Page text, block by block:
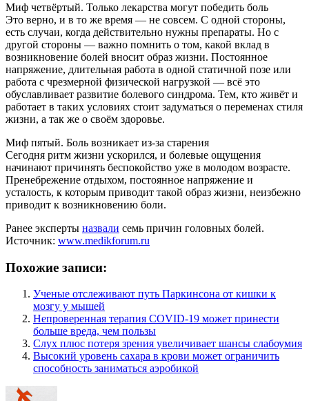
Миф четвёртый. Только лекарства могут победить боль
Это верно, и в то же время — не совсем. С одной стороны,
есть случаи, когда действительно нужны препараты. Но с
другой стороны — важно помнить о том, какой вклад в
возникновение болей вносит образ жизни. Постоянное
напряжение, длительная работа в одной статичной позе или
работа с чрезмерной физической нагрузкой — всё это
обуславливает развитие болевого синдрома. Тем, кто живёт и
работает в таких условиях стоит задуматься о переменах стиля
жизни, а так же о своём здоровье.
Миф пятый. Боль возникает из-за старения
Сегодня ритм жизни ускорился, и болевые ощущения
начинают причинять беспокойство уже в молодом возрасте.
Пренебрежение отдыхом, постоянное напряжение и
усталость, к которым приводит такой образ жизни, неизбежно
приводит к возникновению боли.
Ранее эксперты назвали семь причин головных болей.
Источник: www.medikforum.ru
Похожие записи:
Ученые отслеживают путь Паркинсона от кишки к
мозгу у мышей
Непроверенная терапия COVID-19 может принести
больше вреда, чем пользы
Слух плюс потеря зрения увеличивает шансы слабоумия
Высокий уровень сахара в крови может ограничить
способность заниматься аэробикой